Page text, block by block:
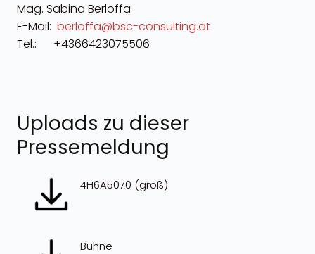
Mag. Sabina Berloffa
E-Mail: berloffa@bsc-consulting.at
Tel.: +4366423075506
Uploads zu dieser
Pressemeldung
4H6A5070 (groß)
Bühne